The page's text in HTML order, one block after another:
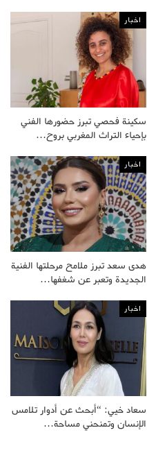
اخبار
سكينة فحصي تبرز حضورها الفني
بإحياء التراث المغربي بروح…
اخبار
هدى سعد تبرز ملامح مرحلتها الفنية
الجديدة وتعبر عن شغفها…
اخبار
سعاد خيي: “أبحث عن أدوار تلامس
الإنسان وتمنحني مساحة…